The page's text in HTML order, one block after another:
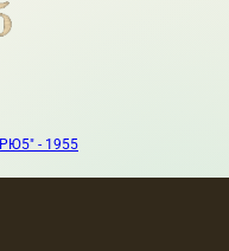
- 1955